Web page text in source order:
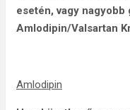
esetén, vagy
Amlodipin/Valsartan
Amlodipin